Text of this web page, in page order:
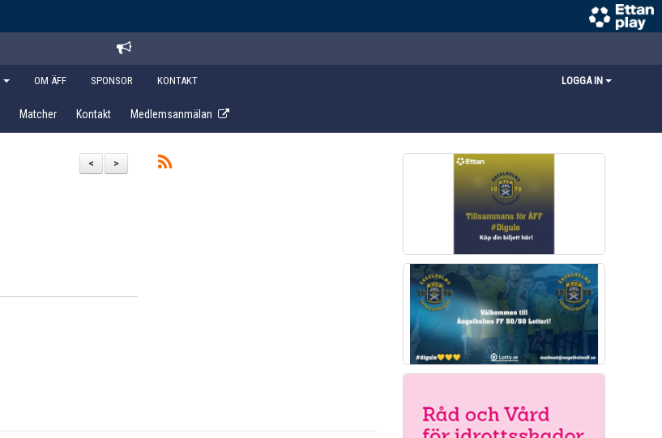
OM ÄFF SPONSOR KONTAKT LOGGA IN
Matcher Kontakt Medlemsanmälan
>
<